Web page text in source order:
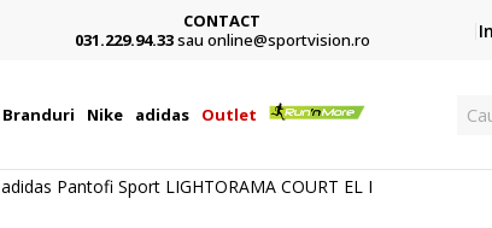
CONTACT
031.229.94.33sau online@sportvision.ro
Branduri Nike adidas Outlet
adidas Pantofi Sport LIGHTORAMA COURT EL I